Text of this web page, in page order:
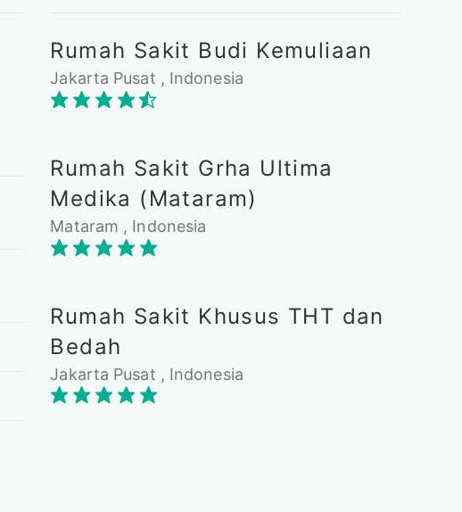
Rumah Sakit Budi Kemuliaan
Jakarta Pusat , Indonesia
Rumah Sakit Grha Ultima
Medika (Mataram)
Mataram , Indonesia
Rumah Sakit Khusus THT dan
Bedah
Jakarta Pusat , Indonesia